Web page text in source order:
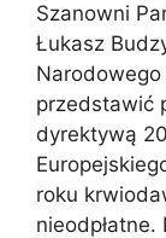
Szanowni
Łukasz
Narodowego
przedstawić
dyrektywą
roku